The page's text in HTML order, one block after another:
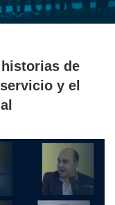
de
y el